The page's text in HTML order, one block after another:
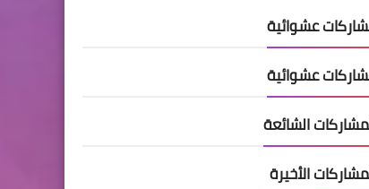
عشوائية
عشوائية
الشائعة
الأخيرة